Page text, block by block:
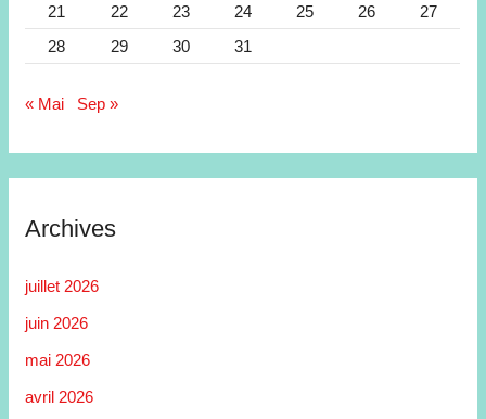
21
22 23 24 25 26
27
28
29 30 31
« Mai Sep »
Archives
juillet 2026
juin 2026
mai 2026
avril 2026